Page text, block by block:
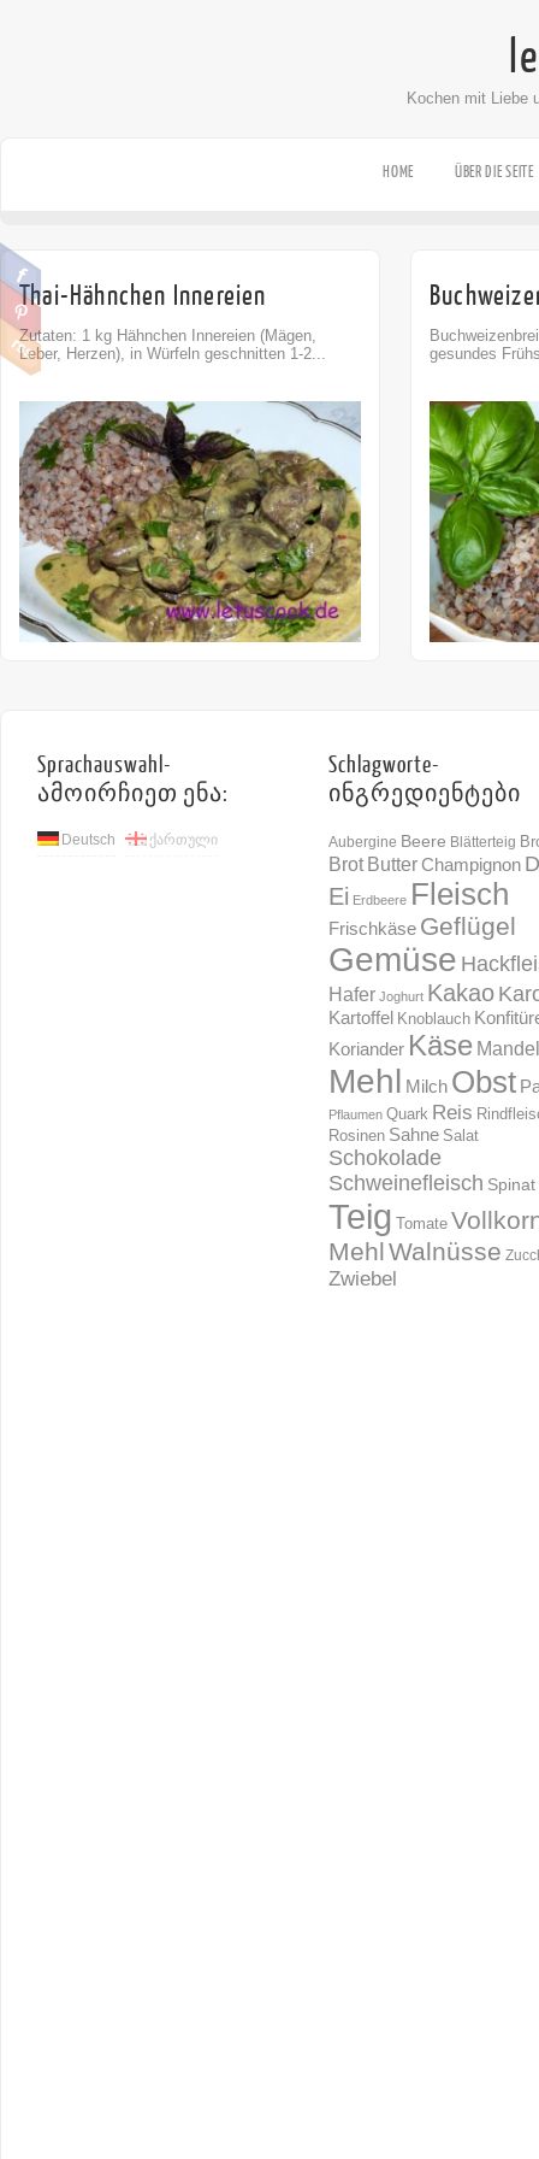
Kochen mit Liebe
HOME ÜBER DIE SEITE
Thai-Hähnchen Innereien
Zutaten: 1 kg Hähnchen Innereien (Mägen,
Leber, Herzen), in Würfeln geschnitten 1-2...
gesundes
Comment
Sprachauswahl-
ამოირჩიეთ ენა:
Deutsch ქართული
Schlagworte-
ინგრედიენტები
Aubergine Beere Blätterteig
Brot ButterChampignon
Ei Erdbeere Fleisch
Frischkäse Geflügel
Gemüse
Hafer Joghurt Kakao
Kartoffel Knoblauch
Koriander Käse Mandel
Mehl Milch Obst
Pflaumen Quark Reis
Rosinen Sahne Salat
Schokolade
Schweinefleisch Spinat
Teig Tomate
MehlWalnüsse
Zwiebel